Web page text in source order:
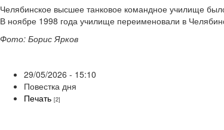
Челябинское высшее танковое командное училище
В ноябре 1998 года училище переименовали в
Фото: Борис Ярков
29/05/2026 - 15:10
Повестка дня
Печать [2]